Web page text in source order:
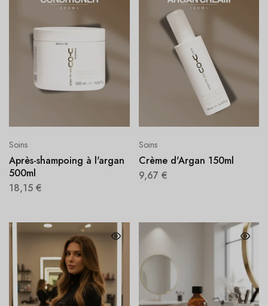
Soins
Après-shampoing à l'argan
500ml
18,15 €
Soins
Crème d'Argan 150ml
9,67 €